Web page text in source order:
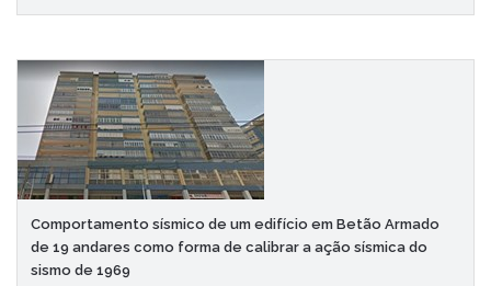
Comportamento sísmico de um edifício em Betão Armado
de 19 andares como forma de calibrar a ação sísmica do
sismo de 1969